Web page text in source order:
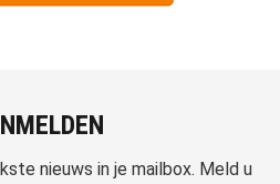
nieuws in je mailbox. Meld u